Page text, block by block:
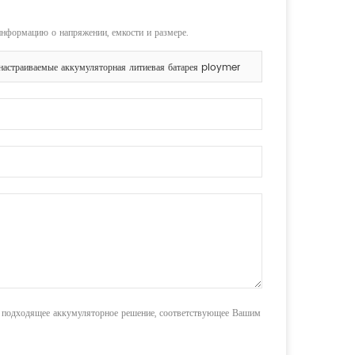
о напряжении, емкости и размере.
аккумуляторная литиевая батарея ploymer
аккумуляторное решение, соответствующее Вашим